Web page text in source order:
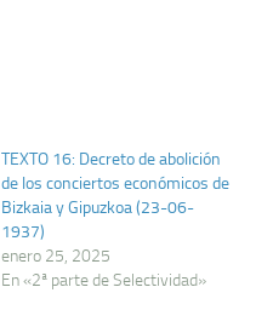
TEXTO 16: Decreto de abolición
de los conciertos económicos de
Bizkaia y Gipuzkoa (23-06-
1937)
enero 25, 2025
En «2ª parte de Selectividad»